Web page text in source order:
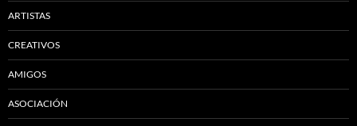
ARTISTAS
CREATIVOS
AMIGOS
ASOCIACIÓN